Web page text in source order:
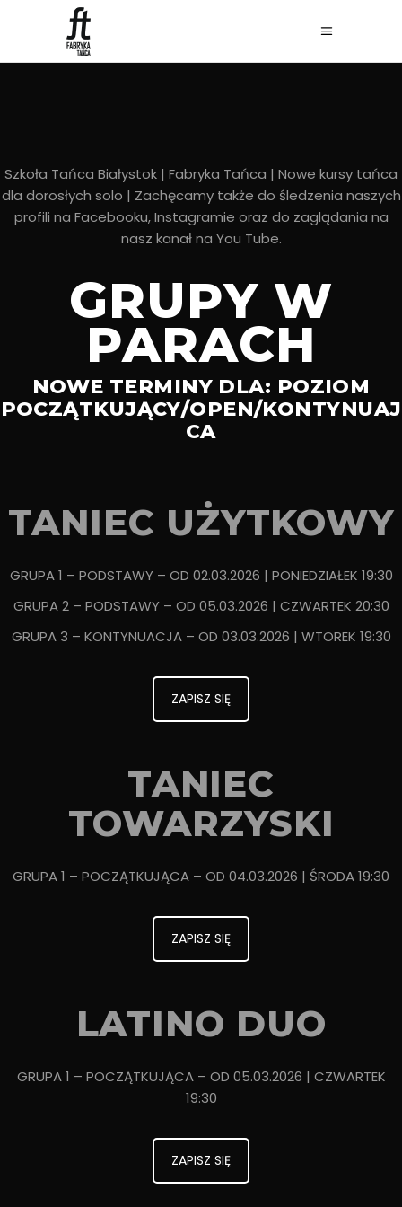
Szkoła Tańca Białystok | Fabryka Tańca | Nowe kursy tańca
dla dorosłych solo | Zachęcamy także do śledzenia naszych
profili na Facebooku,Instagramie oraz do zaglądania na
nasz kanał na You Tube.
GRUPY W
PARACH
NOWE TERMINY DLA: POZIOM
POCZĄTKUJĄCY/OPEN/KONTYNUAJ
CA
TANIEC UŻYTKOWY
GRUPA 1 – PODSTAWY – OD 02.03.2026 | PONIEDZIAŁEK 19:30
GRUPA 2 – PODSTAWY – OD 05.03.2026 | CZWARTEK 20:30
GRUPA 3 – KONTYNUACJA – OD 03.03.2026 | WTOREK 19:30
ZAPISZ SIĘ
TANIEC
TOWARZYSKI
GRUPA 1 – POCZĄTKUJĄCA – OD 04.03.2026 | ŚRODA 19:30
ZAPISZ SIĘ
LATINO DUO
GRUPA 1 – POCZĄTKUJĄCA – OD 05.03.2026 | CZWARTEK
19:30
ZAPISZ SIĘ